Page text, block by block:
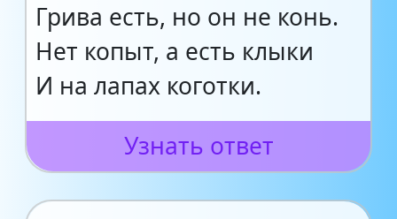
Грива есть, но он не конь.
Нет копыт, а есть клыки
И на лапах коготки.
Узнать ответ